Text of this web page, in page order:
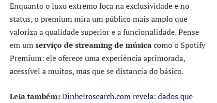
Enquanto o luxo extremo foca na exclusividade e no
status, o premium mira um público mais amplo que
valoriza a qualidade superior e a funcionalidade. Pense
em umserviço de streaming de músicacomo o Spotify
Premium: ele oferece uma experiência aprimorada,
acessível a muitos, mas que se distancia do básico.
Leia também:Dinheirosearch.com revela: dados que